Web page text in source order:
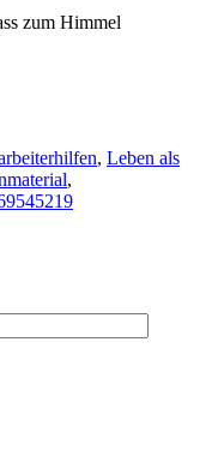
zum Himmel
, Leben als
,